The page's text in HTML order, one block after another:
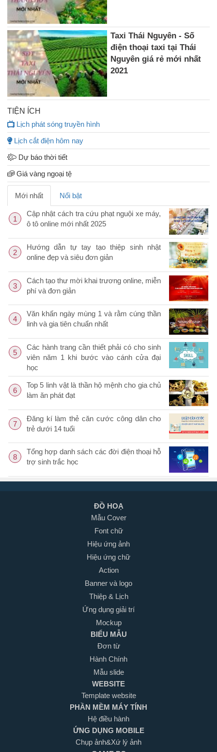
Taxi Thái Nguyên - Số
điện thoại taxi tại Thái
Nguyên giá rẻ mới nhất
2021
TIỆN ÍCH
Lịch phát sóng truyền hình
Lịch cắt điện hôm nay
Dự báo thời tiết
Giá vàng ngoại tệ
Mới nhất Nổi bật
1
Cập nhật cách tra cứu phạt nguội xe máy,
ô tô online mới nhất 2025
2
Hướng dẫn tự tay tạo thiệp sinh nhật
online đẹp và siêu đơn giản
3
Cách tạo thư mời khai trương online, miễn
phí và đơn giản
4
Văn khấn ngày mùng 1 và rằm cúng thần
linh và gia tiên chuẩn nhất
5
Các hành trang cần thiết phải có cho sinh
viên năm 1 khi bước vào cánh cửa đại
học
6
Top 5 linh vật là thần hộ mệnh cho gia chủ
làm ăn phát đạt
7
Đăng kí làm thẻ căn cước công dân cho
trẻ dưới 14 tuổi
8
Tổng hợp danh sách các đời điện thoại hỗ
trợ sinh trắc học
ĐỒ HOẠ
Mẫu Cover
Font chữ
Hiệu ứng ảnh
Hiệu ứng chữ
Action
Banner và logo
Thiệp & Lịch
Ứng dụng giải trí
Mockup
BIỂU MẪU
Đơn từ
Hành Chính
Mẫu slide
WEBSITE
Template website
PHẦN MỀM MÁY TÍNH
Hệ điều hành
ỨNG DỤNG MOBILE
Chụp ảnh&Xứ lý ảnh